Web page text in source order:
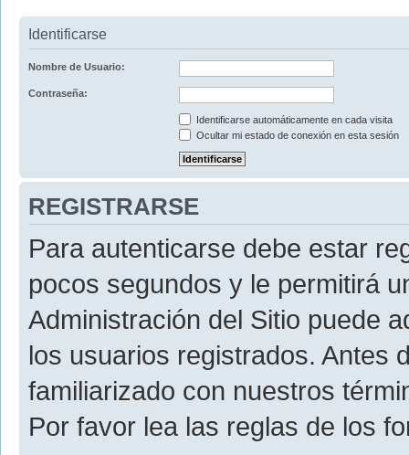
Identificarse
Nombre de Usuario:
Contraseña:
Identificarse automáticamente en cada visita
Ocultar mi estado de conexión en esta sesión
REGISTRARSE
Para autenticarse debe estar
pocos segundos y le permitirá
Administración del Sitio puede
los usuarios registrados. Antes
familiarizado con nuestros
Por favor lea las reglas de los